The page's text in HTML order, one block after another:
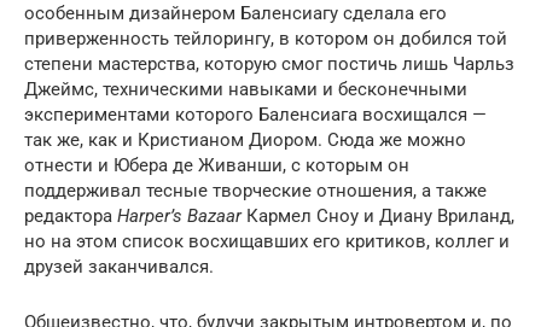
особенным дизайнером Баленсиагу сделала его
приверженность тейлорингу, в котором он добился той
степени мастерства, которую смог постичь лишь Чарльз
Джеймс, техническими навыками и бесконечными
экспериментами которого Баленсиага восхищался —
так же, как и Кристианом Диором. Сюда же можно
отнести и Юбера де Живанши, с которым он
поддерживал тесные творческие отношения, а также
редактора Harper’s BazaarКармел Сноу и Диану Вриланд,
но на этом список восхищавших его критиков, коллег и
друзей заканчивался.
Общеизвестно, что, будучи закрытым интровертом и, по